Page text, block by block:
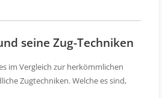
seine Zug-Techniken
im Vergleich zur herkömmlichen
Zugtechniken. Welche es sind,